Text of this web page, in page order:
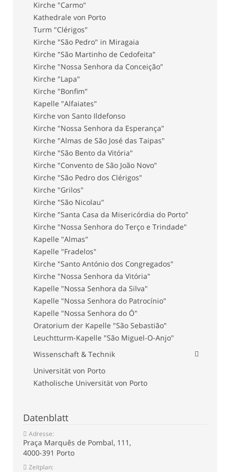
Kirche "Carmo"
Kathedrale von Porto
Turm "Clérigos"
Kirche "São Pedro" in Miragaia
Kirche "São Martinho de Cedofeita"
Kirche "Nossa Senhora da Conceição"
Kirche "Lapa"
Kirche "Bonfim"
Kapelle "Alfaiates"
Kirche von Santo Ildefonso
Kirche "Nossa Senhora da Esperança"
Kirche "Almas de São José das Taipas"
Kirche "São Bento da Vitória"
Kirche "Convento de São João Novo"
Kirche "São Pedro dos Clérigos"
Kirche "Grilos"
Kirche "São Nicolau"
Kirche "Santa Casa da Misericórdia do Porto"
Kirche "Nossa Senhora do Terço e Trindade"
Kapelle "Almas"
Kapelle "Fradelos"
Kirche "Santo António dos Congregados"
Kirche "Nossa Senhora da Vitória"
Kapelle "Nossa Senhora da Silva"
Kapelle "Nossa Senhora do Patrocínio"
Kapelle "Nossa Senhora do Ó"
Oratorium der Kapelle "São Sebastião"
Leuchtturm-Kapelle "São Miguel-O-Anjo"
Wissenschaft & Technik
Universität von Porto
Katholische Universität von Porto
Datenblatt
Adresse:
Praça Marquês de Pombal, 111,
4000-391 Porto
Zeitplan: